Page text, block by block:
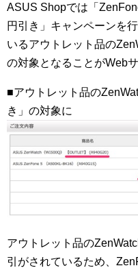
ASUS Shopでは「
円引き」キャンペーンを
いるアウトレット品の
の対象となることがWeb
■アウトレット品の
き」の対象に
アウトレット品の
引がされているため、